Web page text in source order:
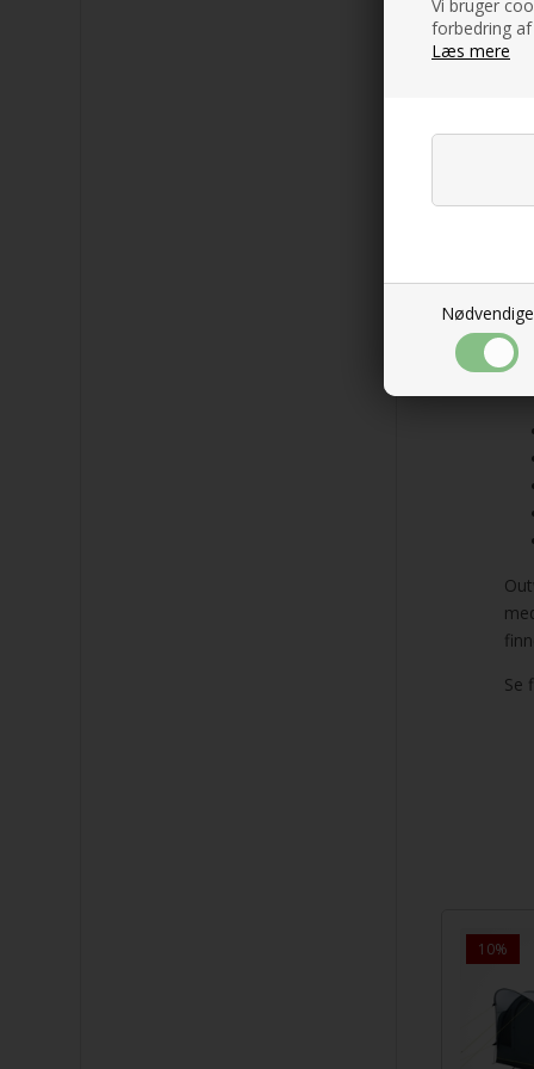
Vi bruger
forbedring
Læs mere
Nødvendige
gå
Se
10%